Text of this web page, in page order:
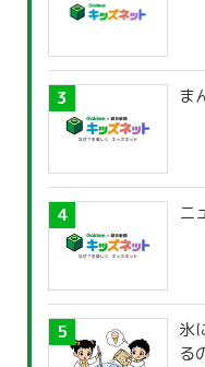
ま
ニ
氷
る